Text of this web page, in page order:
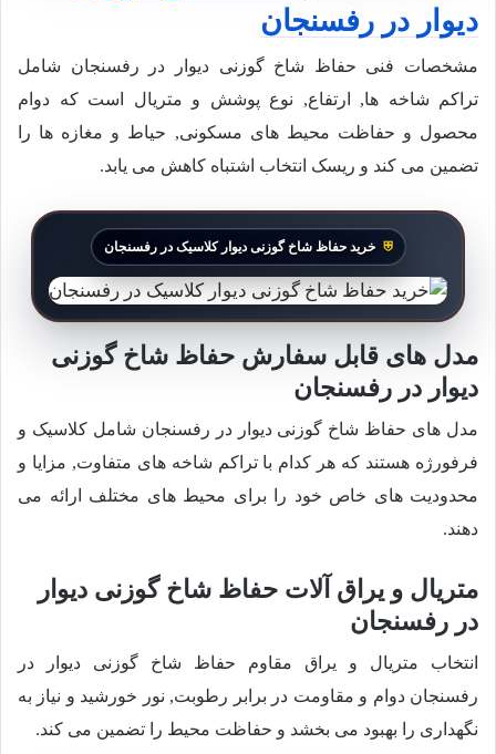
دیوار در رفسنجان
مشخصات فنی حفاظ شاخ گوزنی دیوار در رفسنجان شامل
تراکم شاخه ها, ارتفاع, نوع پوشش و متریال است که دوام
محصول و حفاظت محیط های مسکونی, حیاط و مغازه ها را
تضمین می کند و ریسک انتخاب اشتباه کاهش می یابد.
خرید حفاظ شاخ گوزنی دیوار کلاسیک در رفسنجان
مدل های قابل سفارش حفاظ شاخ گوزنی
دیوار در رفسنجان
مدل های حفاظ شاخ گوزنی دیوار در رفسنجان شامل کلاسیک و
فرفورژه هستند که هر کدام با تراکم شاخه های متفاوت, مزایا و
محدودیت های خاص خود را برای محیط های مختلف ارائه می
دهند.
متریال و یراق آلات حفاظ شاخ گوزنی دیوار
در رفسنجان
انتخاب متریال و یراق مقاوم حفاظ شاخ گوزنی دیوار در
رفسنجان دوام و مقاومت در برابر رطوبت, نور خورشید و نیاز به
نگهداری را بهبود می بخشد و حفاظت محیط را تضمین می کند.